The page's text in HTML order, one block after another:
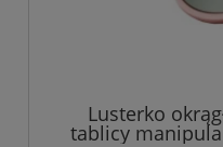
Lusterko
tablicy